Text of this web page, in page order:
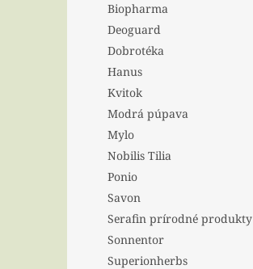
Biopharma
Deoguard
Dobrotéka
Hanus
Kvitok
Modrá púpava
Mylo
Nobilis Tilia
Ponio
Savon
Serafin prírodné produkty
Sonnentor
Superionherbs